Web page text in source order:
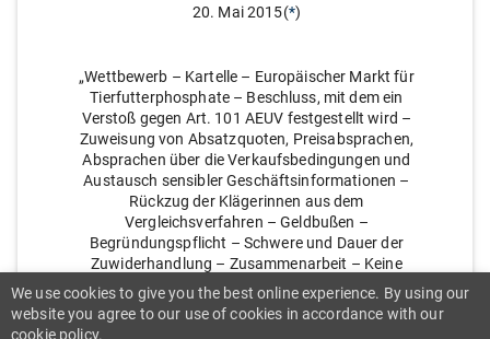
20. Mai 2015(*)
„Wettbewerb – Kartelle – Europäischer Markt für
Tierfutterphosphate – Beschluss, mit dem ein
Verstoß gegen Art. 101 AEUV festgestellt wird –
Zuweisung von Absatzquoten, Preisabsprachen,
Absprachen über die Verkaufsbedingungen und
Austausch sensibler Geschäftsinformationen –
Rückzug der Klägerinnen aus dem
Vergleichsverfahren – Geldbußen –
Begründungspflicht – Schwere und Dauer der
Zuwiderhandlung – Zusammenarbeit – Keine
Anwendung der im Rahmen des
Vergleichsverfahrens mitgeteilten Bandbreite für
We use cookies to give you the best online experience. By using our
website you agree to our use of cookies in accordance with our
cookie policy.